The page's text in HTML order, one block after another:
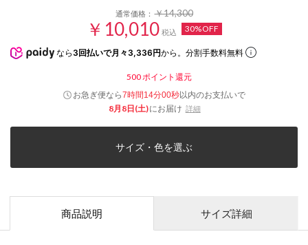
通常価格：￥14,300
￥10,010 税込 30%OFF
なら 3回払いで月々3,336円から。分割手数料無料
500 ポイント還元
お急ぎ便なら7時間14分00秒以内のお支払いで
8月8日(土)にお届け 詳細
サイズ・色を選ぶ
商品説明 サイズ詳細